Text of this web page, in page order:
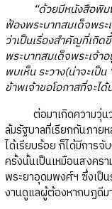
“ด้วยมีหนังสือพิ
ฟ้องพระบาทสมเด็จพร
ว่าเป็นเรื่องสำคัญที่เกิด
พระบาทสมเด็จพระเจ้า
พบเห็น ระวาง(น่าจะเป็
ข้าพเจ้าขอโอกาสที่จะได้
ต่อมาเกิดความวุ่นวา
ล้มรัฐบาลที่เรียกกันภาย
ได้เรียบร้อย ก็ได้มีการ
ครั้งนั้นเป็นเหมือนสงคร
พระยาอุดมพงศ์ฯ ซึ่งเป็
งานดูแลผู้ต้องหากบฏดีม